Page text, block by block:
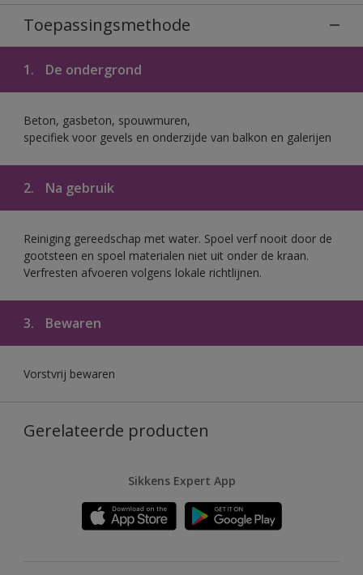
Toepassingsmethode
1. De ondergrond
Beton, gasbeton, spouwmuren,
specifiek voor gevels en onderzijde van balkon en galerijen
2. Na gebruik
Reiniging gereedschap met water. Spoel verf nooit door de
gootsteen en spoel materialen niet uit onder de kraan.
Verfresten afvoeren volgens lokale richtlijnen.
3. Bewaren
Vorstvrij bewaren
Gerelateerde producten
Sikkens Expert App